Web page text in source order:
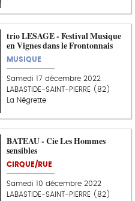
trio LESAGE - Festival Musique
en Vignes dans le Frontonnais
MUSIQUE
Samedi 17 décembre 2022
LABASTIDE-SAINT-PIERRE (82)
La Négrette
BATEAU - Cie Les Hommes
sensibles
CIRQUE/RUE
Samedi 10 décembre 2022
LABASTIDE-SAINT-PIERRE (82)